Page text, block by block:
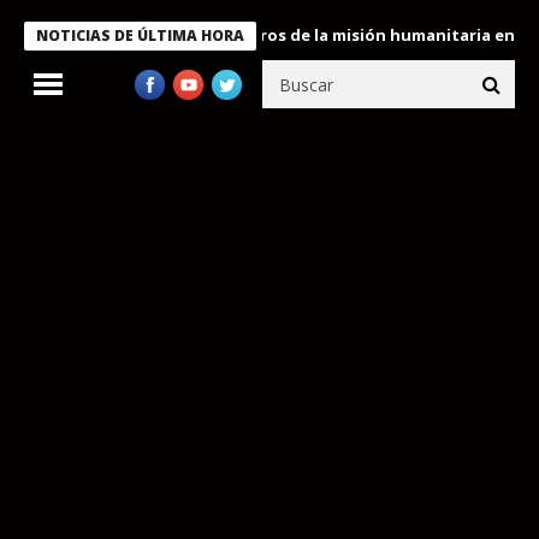
NOTICIAS DE ÚLTIMA HORA
condecora a miembros de la misión humanitaria enviada a